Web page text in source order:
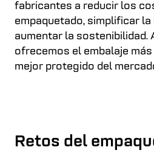
fabricantes a reducir los
empaquetado, simplificar
aumentar la sostenibilidad.
ofrecemos el embalaje
mejor protegido del
Retos del